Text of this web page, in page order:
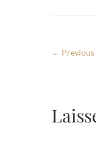
← Previous